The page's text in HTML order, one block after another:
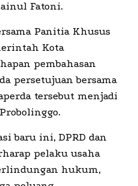
Fatoni.
Panitia Khusus
Kota
pembahasan
persetujuan bersama
tersebut menjadi
baru ini, DPRD dan
pelaku usaha
hukum,